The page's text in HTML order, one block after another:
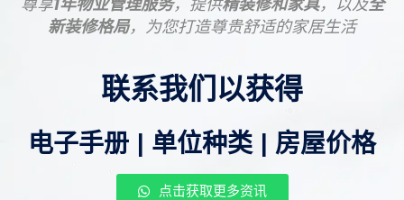
尊享1年物业管理服务，提供精装修和家具，以及全
新装修格局，为您打造尊贵舒适的家居生活
联系我们以获得
电子手册 | 单位种类 | 房屋价格
点击获取更多资讯